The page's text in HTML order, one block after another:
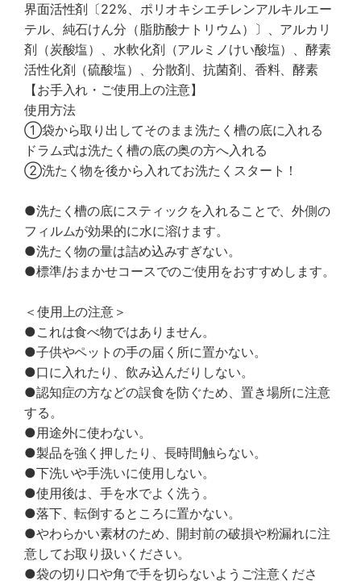
界面活性剤〔22%、ポリオキシエチレンアルキルエー
テル、純石けん分（脂肪酸ナトリウム）〕、アルカリ
剤（炭酸塩）、水軟化剤（アルミノけい酸塩）、酵素
活性化剤（硫酸塩）、分散剤、抗菌剤、香料、酵素
【お手入れ・ご使用上の注意】
使用方法
①袋から取り出してそのまま洗たく槽の底に入れる
ドラム式は洗たく槽の底の奥の方へ入れる
②洗たく物を後から入れてお洗たくスタート！
●洗たく槽の底にスティックを入れることで、外側の
フィルムが効果的に水に溶けます。
●洗たく物の量は詰め込みすぎない。
●標準/おまかせコースでのご使用をおすすめします。
＜使用上の注意＞
●これは食べ物ではありません。
●子供やペットの手の届く所に置かない。
●口に入れたり、飲み込んだりしない。
●認知症の方などの誤食を防ぐため、置き場所に注意
する。
●用途外に使わない。
●製品を強く押したり、長時間触らない。
●下洗いや手洗いに使用しない。
●使用後は、手を水でよく洗う。
●落下、転倒するところに置かない。
●やわらかい素材のため、開封前の破損や粉漏れに注
意してお取り扱いください。
●袋の切り口や角で手を切らないようご注意くださ